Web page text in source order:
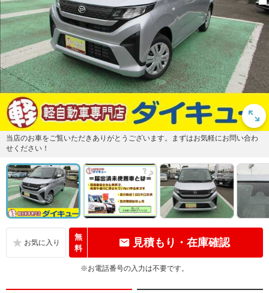
当店のお車をご覧いただきありがとうございます。まずはお気軽にお問い合わ
せください！
無
料
見積もり・在庫確認
※お電話番号の入力は不要です。